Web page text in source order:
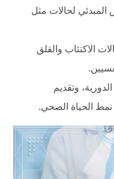
المبدئي لحالات مثل
الاكتئاب والقلق
وتقديم
الحياة الصحي.